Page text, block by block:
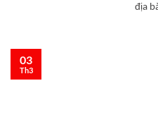
địa
03
Th3